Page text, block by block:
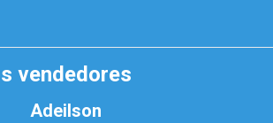
vendedores
Adeilson